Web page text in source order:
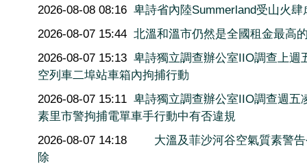
2026-08-08 08:16 卑詩省內陸Summerland受山火肆
2026-08-07 15:44 北溫和溫市仍然是全國租金最高
2026-08-07 15:13 卑詩獨立調查辦公室IIO調查上週
空列車二埠站車箱內拘捕行動
2026-08-07 15:11 卑詩獨立調查辦公室IIO調查週五
素里市警拘捕電單車手行動中有否違規
2026-08-07 14:18
大溫及菲沙河谷空氣質素警
除